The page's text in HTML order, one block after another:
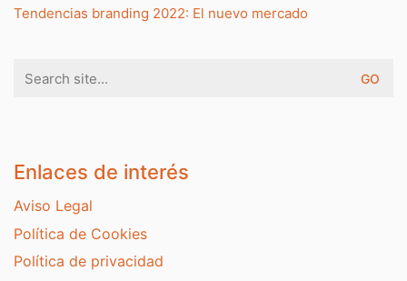
Tendencias branding 2022: El nuevo mercado
for:
Enlaces de interés
Aviso Legal
Política de Cookies
Política de privacidad